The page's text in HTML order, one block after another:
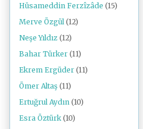
Hüsameddin Ferzîzâde (15)
Merve Özgül (12)
Neşe Yıldız (12)
Bahar Türker (11)
Ekrem Ergüder (11)
Ömer Altaş (11)
Ertuğrul Aydın (10)
Esra Öztürk (10)